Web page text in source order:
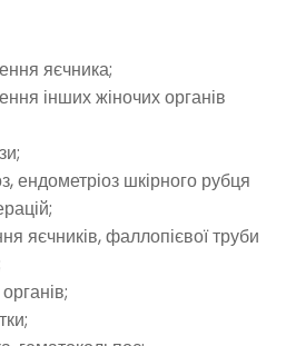
яєчника;
інших жіночих органів
ендометріоз шкірного рубця
яєчників, фаллопієвої труби